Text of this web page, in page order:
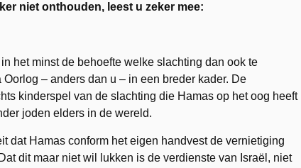
niet onthouden, leest u zeker mee:
het minst de behoefte welke slachting dan ook te
– anders dan u – in een breder kader. De
kinderspel van de slachting die Hamas op het oog heeft
joden elders in de wereld.
dat Hamas conform het eigen handvest de vernietiging
dit maar niet wil lukken is de verdienste van Israël, niet